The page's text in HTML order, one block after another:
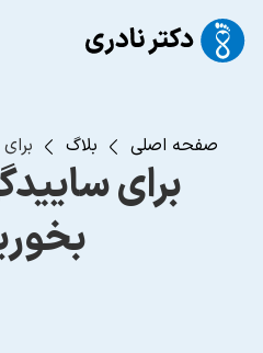
صفحه اصلی بلاگ
برای